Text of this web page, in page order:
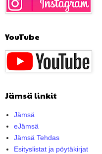
YouTube
Jämsä linkit
Jämsä
eJämsä
Jämsä Tehdas
Esityslistat ja pöytäkirjat